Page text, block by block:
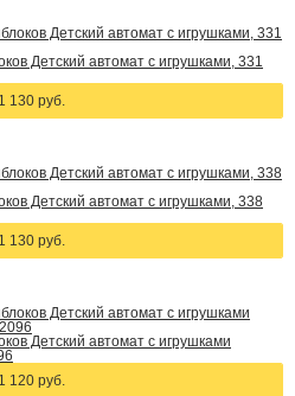
Детский автомат с игрушками, 331
1 130 руб.
Детский автомат с игрушками, 338
1 130 руб.
Детский автомат с игрушками
1 120 руб.